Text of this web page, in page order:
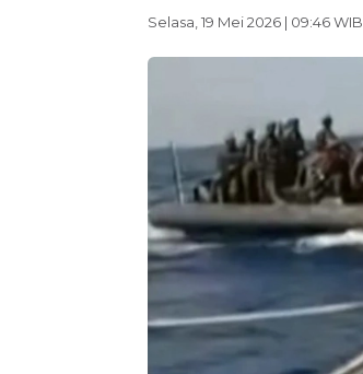
Selasa, 19 Mei 2026 | 09:46 WIB